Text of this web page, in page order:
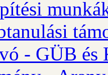
- GÜB és